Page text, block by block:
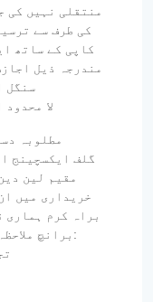
منتقلی نہیں کی
کی طرف سے
مندرجہ ذیل
1.
2. لا
مطلوبہ
گلف ایکسچینج
مقیم لین
خریداری میں
برانچ ملاحظہ کریں اور درج ذیل دستاویزات لائیں:
-